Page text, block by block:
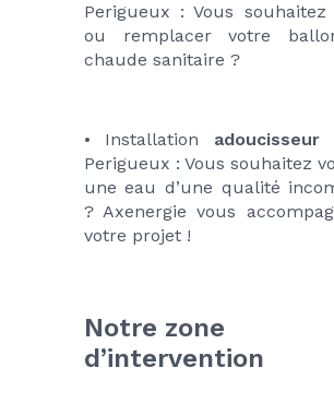
Perigueux : Vous
ou remplacer votre
chaude sanitaire ?
• Installation
Perigueux : Vous souhaitez
une eau d’une qualité
? Axenergie vous
votre projet !
Notre zone
d’intervention